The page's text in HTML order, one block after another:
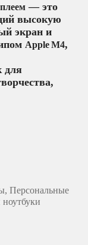
— это
высокую
экран и
Apple M4,
для
, Персональные